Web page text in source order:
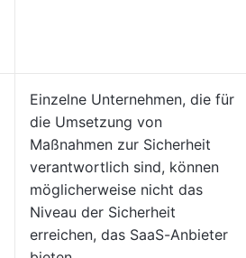
Einzelne Unternehmen, die für
die Umsetzung von
Maßnahmen zur Sicherheit
verantwortlich sind, können
möglicherweise nicht das
Niveau der Sicherheit
erreichen, das SaaS-Anbieter